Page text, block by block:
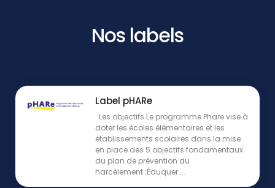
Nos labels
Label pHARe
Les objectifs Le programme Phare vise à
doter les écoles élémentaires et les
établissements scolaires dans la mise
en place des 5 objectifs fondamentaux
du plan de prévention du
harcèlement :Éduquer ...